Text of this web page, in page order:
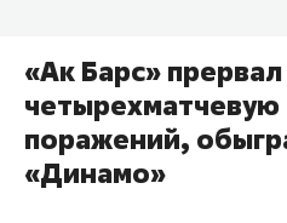
«Ак Барс» прервал
поражений,
«Динамо»